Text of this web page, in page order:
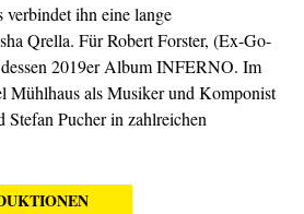
ihn eine lange
Qrella. Für Robert Forster, (Ex-Go-
2019er Album INFERNO. Im
Mühlhaus als Musiker und Komponist
Pucher in zahlreichen